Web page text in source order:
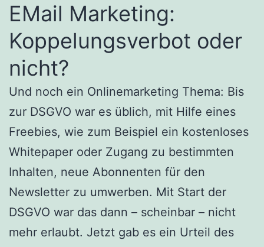
EMail Marketing:
Koppelungsverbot oder
nicht?
Und noch ein Onlinemarketing Thema: Bis
zur DSGVO war es üblich, mit Hilfe eines
Freebies, wie zum Beispiel ein kostenloses
Whitepaper oder Zugang zu bestimmten
Inhalten, neue Abonnenten für den
Newsletter zu umwerben. Mit Start der
DSGVO war das dann – scheinbar – nicht
mehr erlaubt. Jetzt gab es ein Urteil des